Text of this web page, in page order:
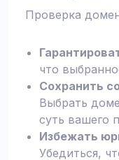
Проверка
что
Сохранить
Выбрать
суть вашего
Избежать
Убедиться,